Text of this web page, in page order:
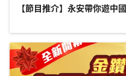
【節目推介】永安帶你遊中國